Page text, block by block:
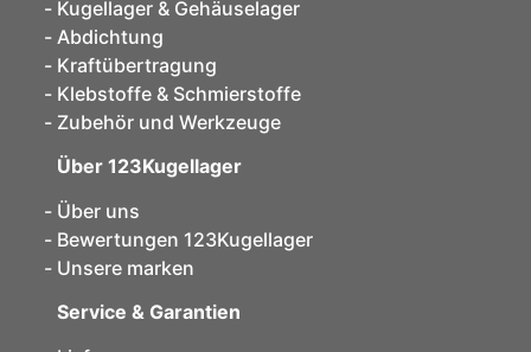
Kugellager & Gehäuselager
Abdichtung
Kraftübertragung
Klebstoffe & Schmierstoffe
Zubehör und Werkzeuge
Über 123Kugellager
Über uns
Bewertungen 123Kugellager
Unsere marken
Service & Garantien